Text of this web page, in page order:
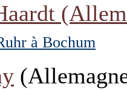
à Bochum